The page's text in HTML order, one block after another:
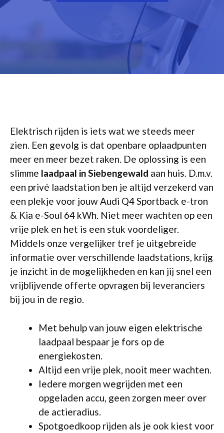
Elektrisch rijden is iets wat we steeds meer
zien. Een gevolg is dat openbare oplaadpunten
meer en meer bezet raken. De oplossing is een
slimme laadpaal in Siebengewald aan huis. D.m.v.
een privé laadstation ben je altijd verzekerd van
een plekje voor jouw Audi Q4 Sportback e-tron
& Kia e-Soul 64 kWh. Niet meer wachten op een
vrije plek en het is een stuk voordeliger.
Middels onze vergelijker tref je uitgebreide
informatie over verschillende laadstations, krijg
je inzicht in de mogelijkheden en kan jij snel een
vrijblijvende offerte opvragen bij leveranciers
bij jou in de regio.
Met behulp van jouw eigen elektrische
laadpaal bespaar je fors op de
energiekosten.
Altijd een vrije plek, nooit meer wachten.
Iedere morgen wegrijden met een
opgeladen accu, geen zorgen meer over
de actieradius.
Spotgoedkoop rijden als je ook kiest voor